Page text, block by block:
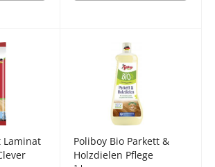
Laminat
Poliboy Bio Parkett &
Holzdielen Pflege